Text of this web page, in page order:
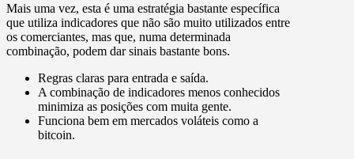
Mais uma vez, esta é uma estratégia bastante específica
que utiliza indicadores que não são muito utilizados entre
os comerciantes, mas que, numa determinada
combinação, podem dar sinais bastante bons.
Regras claras para entrada e saída.
A combinação de indicadores menos conhecidos
minimiza as posições com muita gente.
Funciona bem em mercados voláteis como a
bitcoin.